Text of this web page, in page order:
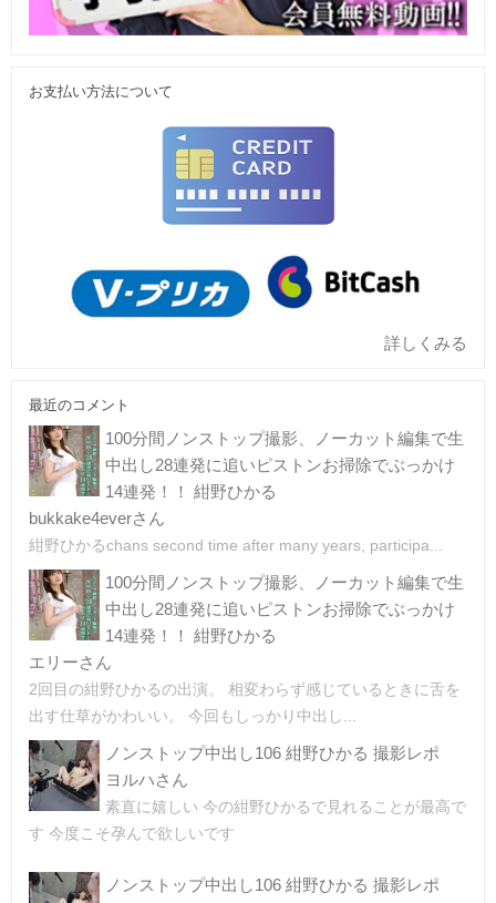
お支払い方法について
詳しくみる
最近のコメント
100分間ノンストップ撮影、ノーカット編集で生
中出し28連発に追いピストンお掃除でぶっかけ
14連発！！ 紺野ひかる
bukkake4everさん
紺野ひかるchans second time after many years, participa...
100分間ノンストップ撮影、ノーカット編集で生
中出し28連発に追いピストンお掃除でぶっかけ
14連発！！ 紺野ひかる
エリーさん
2回目の紺野ひかるの出演。 相変わらず感じているときに舌を
出す仕草がかわいい。 今回もしっかり中出し...
ノンストップ中出し106 紺野ひかる 撮影レポ
ヨルハさん
素直に嬉しい 今の紺野ひかるで見れることが最高で
す 今度こそ孕んで欲しいです
ノンストップ中出し106 紺野ひかる 撮影レポ